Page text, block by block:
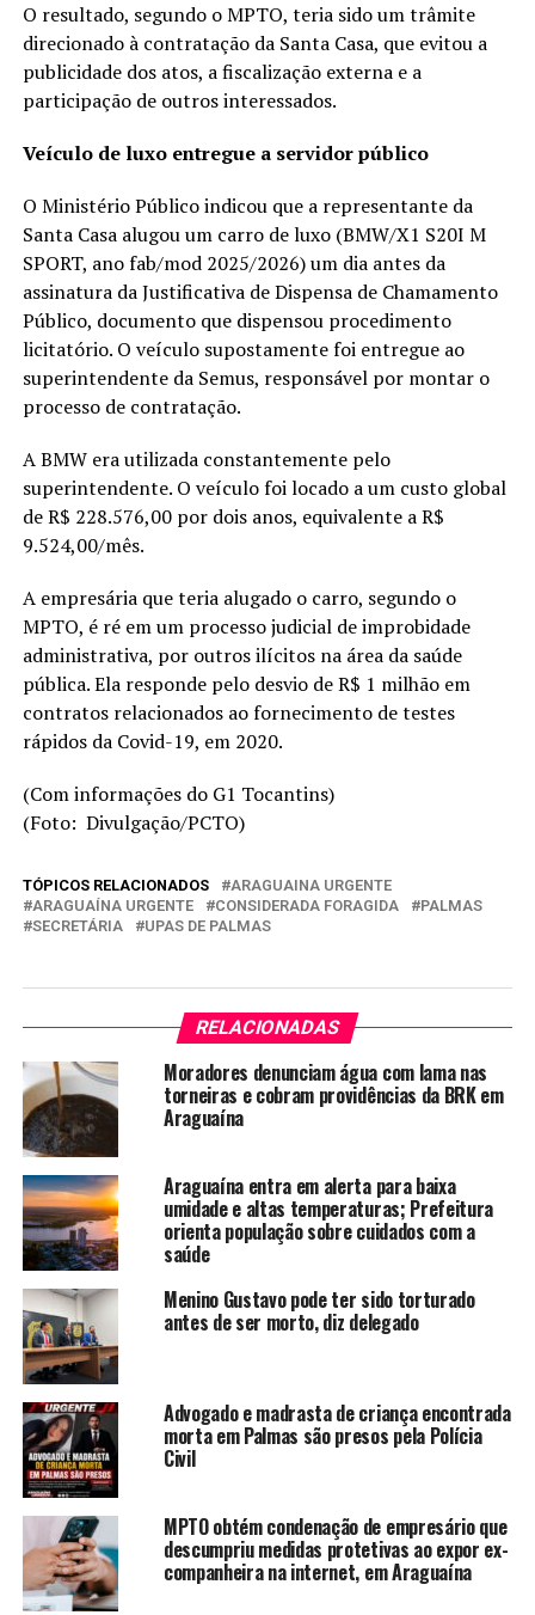
O resultado, segundo o MPTO, teria sido um trâmite
direcionado à contratação da Santa Casa, que evitou a
publicidade dos atos, a fiscalização externa e a
participação de outros interessados.
Veículo de luxo entregue a servidor público
O Ministério Público indicou que a representante da
Santa Casa alugou um carro de luxo (BMW/X1 S20I M
SPORT, ano fab/mod 2025/2026) um dia antes da
assinatura da Justificativa de Dispensa de Chamamento
Público, documento que dispensou procedimento
licitatório. O veículo supostamente foi entregue ao
superintendente da Semus, responsável por montar o
processo de contratação.
A BMW era utilizada constantemente pelo
superintendente. O veículo foi locado a um custo global
de R$ 228.576,00 por dois anos, equivalente a R$
9.524,00/mês.
A empresária que teria alugado o carro, segundo o
MPTO, é ré em um processo judicial de improbidade
administrativa, por outros ilícitos na área da saúde
pública. Ela responde pelo desvio de R$ 1 milhão em
contratos relacionados ao fornecimento de testes
rápidos da Covid-19, em 2020.
(Com informações do G1 Tocantins)
(Foto: Divulgação/PCTO)
TÓPICOS RELACIONADOS
ARAGUAINA URGENTE
ARAGUAÍNA URGENTE
CONSIDERADA FORAGIDA
PALMAS
SECRETÁRIA
UPAS DE PALMAS
RELACIONADAS
Moradores denunciam água com lama nas
torneiras e cobram providências da BRK em
Araguaína
Araguaína entra em alerta para baixa
umidade e altas temperaturas; Prefeitura
orienta população sobre cuidados com a
saúde
Menino Gustavo pode ter sido torturado
antes de ser morto, diz delegado
Advogado e madrasta de criança encontrada
morta em Palmas são presos pela Polícia
Civil
MPTO obtém condenação de empresário que
descumpriu medidas protetivas ao expor ex-
companheira na internet, em Araguaína